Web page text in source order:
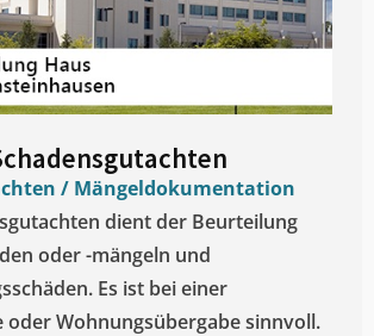
/ Mängeldokumentation
dient der Beurteilung
oder -mängeln und
Es ist bei einer
oder Wohnungsübergabe sinnvoll.